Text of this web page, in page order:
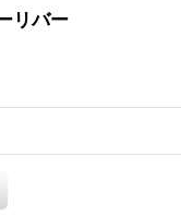
リバー